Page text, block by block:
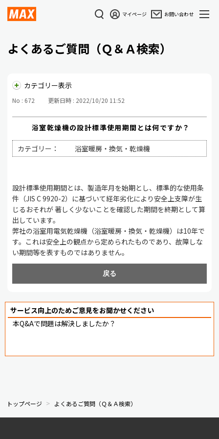
マイページ お問い合わせ
よくあるご質問（Ｑ＆Ａ検索）
カテゴリー表示
No : 672 更新日時 : 2022/10/20 11:52
浴室乾燥機の設計標準使用期間とは何ですか？
カテゴリー： 浴室暖房・換気・乾燥機
設計標準使用期間とは、製造年月を始期とし、標準的な使用条
件（JIS C 9920-2）に基づいて経年劣化により安全上支障が生
じるおそれが 著しく少ないことを確認した期間を終期として算
出しています。
弊社の浴室用電気乾燥機（浴室暖房・換気・乾燥機）は10年で
す。これは安全上の観点から定められたものであり、故障しな
い期間等を表すものではありません。
戻る
サービス向上のためご意見をお聞かせください
本Q&Aで問題は解決しましたか？
トップページ よくあるご質問（Ｑ＆Ａ検索）